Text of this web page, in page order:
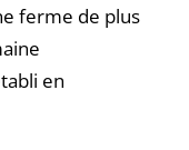
ferme de plus
en